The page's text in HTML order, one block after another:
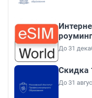
До 31
Скидка
До 31